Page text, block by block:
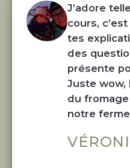
J’adore
cours,
tes
des
présente
Juste wow,
du
notre